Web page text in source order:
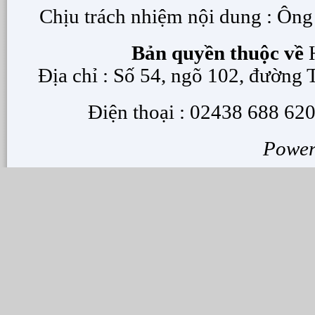
Chịu trách nhiệm nội dung :
Bản quyền thuộc về
Địa chỉ : Số 54, ngõ 102, đường
Điện thoại : 02438 688